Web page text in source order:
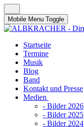
Mobile Menu Toggle
Startseite
Termine
Musik
Blog
Band
Kontakt und Presse
Medien
- Bilder 2026
- Bilder 2025
- Bilder 2024